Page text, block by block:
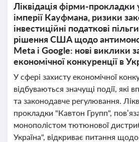
Ліквідація фірми-прокладки
імперії Кауфмана, ризики
інвестиційні податкові
рішення США щодо
Meta і Google: нові виклики
економічної конкуренції в
У сфері захисту економічної
відбуваються значущі події, які
та законодавче регулювання.
прокладки "Кавтон Групп",
монополістом тютюнової
Україна", відкриває питання